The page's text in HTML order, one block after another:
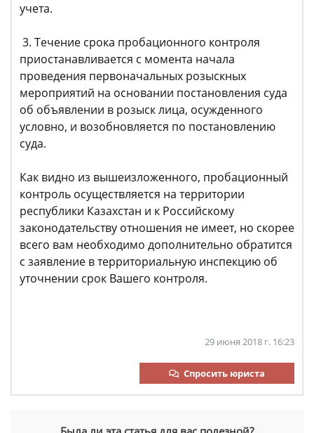
учета.
3. Течение срока пробационного контроля
приостанавливается с момента начала
проведения первоначальных розыскных
мероприятий на основании постановления суда
об объявлении в розыск лица, осужденного
условно, и возобновляется по постановлению
суда.
Как видно из вышеизложенного, пробационный
контроль осуществляется на территории
республики Казахстан и к Российскому
законодательству отношения не имеет, но скорее
всего вам необходимо дополнительно обратится
с заявление в территориальную инспекцию об
уточнении срок Вашего контроля.
29 июня 2018 г. 16:23
Спросить юриста